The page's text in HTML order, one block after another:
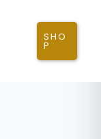
SHO
P